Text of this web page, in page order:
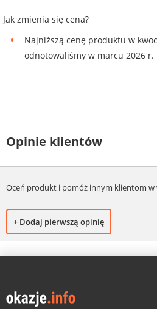
Jak zmienia się cena?
Najniższą cenę produktu w
odnotowaliśmy w marcu 2026 r.
Opinie klientów
Oceń produkt i pomóż innym klientom w
+ Dodaj pierwszą opinię